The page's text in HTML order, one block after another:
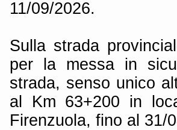
11/09/2026.
Sulla strada
per la messa in
strada, senso unico
al Km 63+200 in
Firenzuola, fino al 31/